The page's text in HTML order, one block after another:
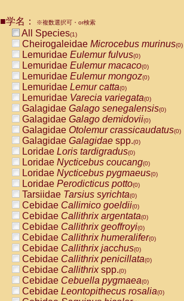
CebidaeCebus nigrivittatus
CebidaeCebus
CebidaeSaimiri boliviensis(0)
CebidaeSaimiri sciureus(0)
AtelidaeAlouatta caraya(0)
AtelidaeAlouatta fusca(0)
AtelidaeAlouatta seniculus
AtelidaeAlouattaspp.(0)
AtelidaeAteles belzebuth(0)
AtelidaeAteles geoffroyi(0)
AtelidaeAteles paniscus(0)
AtelidaeAtelesspp.(0)
Atelidae Lagothrix lagothricha
AtelidaeLagothrix lagothricha cana
PitheciidaeCacajao calvus
PitheciidaeCallicebus cupreus
PitheciidaeCallicebus donacophilus
PitheciidaeCallicebus moloch
PitheciidaeCallicebus torquatus
PitheciidaeCallicebusspp.(0)
PitheciidaeChiropotes satanas(0)
PitheciidaePithecia monachus
PitheciidaePithecia pithecia(0)
CercopithecidaeCercocebus agilis
CercopithecidaeCercocebus
CercopithecidaeCercocebus
■学名： ※複数選択可・or検索
All Species(1)
Cheirogaleidae Microcebus murinus(0)
Lemuridae Eulemur fulvus(0)
Lemuridae Eulemur macaco(0)
Lemuridae Eulemur mongoz(0)
Lemuridae Lemur catta(0)
Lemuridae Varecia variegata(0)
Galagidae Galago senegalensis(0)
Galagidae Galago demidovii(0)
Galagidae Otolemur crassicaudatus(0)
Galagidae Galagidae spp.(0)
Loridae Loris tardigradus(0)
Loridae Nycticebus coucang(0)
Loridae Nycticebus pygmaeus(0)
Loridae Perodicticus potto(0)
Tarsiidae Tarsius syrichta(0)
Cebidae Callimico goeldii(0)
Cebidae Callithrix argentata(0)
Cebidae Callithrix geoffroyi(0)
Cebidae Callithrix humeralifer(0)
Cebidae Callithrix jacchus(0)
Cebidae Callithrix penicillata(0)
Cebidae Callithrixspp.(0)
Cebidae Cebuella pygmaea(0)
Cebidae Leontopithecus rosalia(0)